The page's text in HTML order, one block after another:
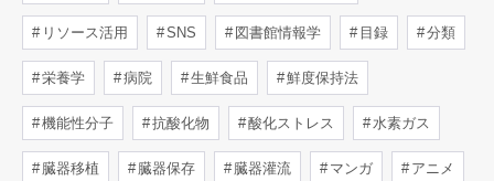
リソース活用 SNS 図書館情報学 目録 分類
栄養学 病院 生鮮食品 鮮度保持法
機能性分子 抗酸化物 酸化ストレス 水素ガス
臓器移植 臓器保存 臓器灌流 マンガ アニメ